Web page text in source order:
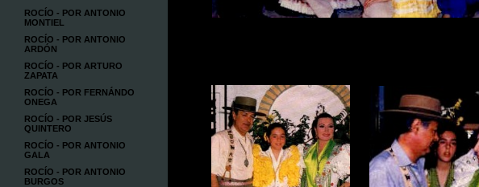
ROCÍO - POR ANTONIO
MONTIEL
ROCÍO - POR ANTONIO
ARDÓN
ROCÍO - POR ARTURO
ZAPATA
ROCÍO - POR FERNÁNDO
ONEGA
ROCÍO - POR JESÚS
QUINTERO
ROCÍO - POR ANTONIO
GALA
ROCÍO - POR ANTONIO
BURGOS